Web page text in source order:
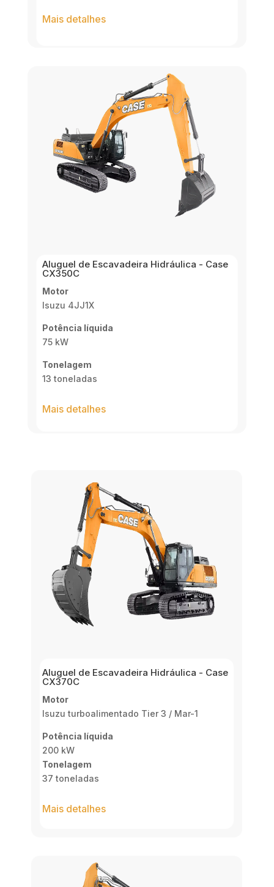
Mais detalhes
Aluguel de Escavadeira Hidráulica - Case
CX350C
Motor
Isuzu 4JJ1X
Potência líquida
75 kW
Tonelagem
13 toneladas
Mais detalhes
Aluguel de Escavadeira Hidráulica - Case
CX370C
Motor
Isuzu turboalimentado Tier 3 / Mar-1
Potência líquida
200 kW
Tonelagem
37 toneladas
Mais detalhes